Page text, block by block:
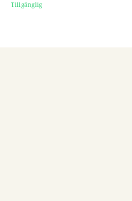
Tillgänglig